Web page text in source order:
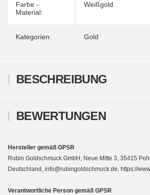
Farbe -
Material:
Weißgold
Kategorien: Gold
BESCHREIBUNG
BEWERTUNGEN
Hersteller gemäß GPSR
Rubin Goldschmuck GmbH, Neue Mitte 3, 35415
Deutschland, info@rubingoldschmuck.de, https://
Verantwortliche Person gemäß GPSR